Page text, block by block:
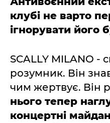
клубі не варто
ігнорувати його
SCALLY MILANO -
розумник. Він
чим жертвує. Він
нього тепер
концертні